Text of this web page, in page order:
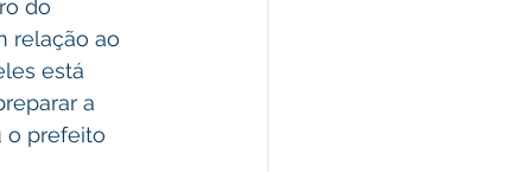
do
relação ao
está
a
o prefeito